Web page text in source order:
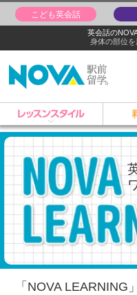
英会話の
身体の部位
こども英会話
「NOVA LEARNING